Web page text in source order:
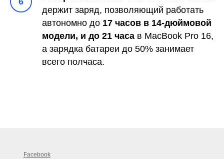
держит заряд, позволяющий работать
автономно до 17 часов в 14-дюймовой
модели, и до 21 часа в MacBook Pro 16,
а зарядка батареи до 50% занимает
всего полчаса.
Facebook